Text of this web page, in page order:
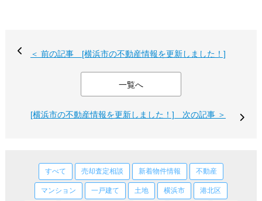
＜ 前の記事 [横浜市の不動産情報を更新しました！]
一覧へ
[横浜市の不動産情報を更新しました！] 次の記事 ＞
すべて 売却査定相談 新着物件情報 不動産
マンション 一戸建て 土地 横浜市 港北区